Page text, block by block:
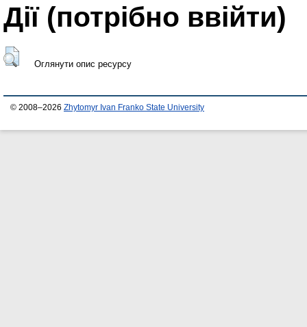
Дії ​​(потрібно ввійти)
Оглянути опис ресурсу
© 2008–2026 Zhytomyr Ivan Franko State University